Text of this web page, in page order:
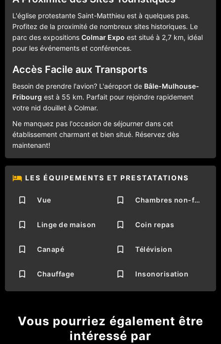
L'église protestante Saint-Matthieu est à quelques pas.
Profitez de la proximité de nombreux sites historiques. Le
parc des expositions Colmar Expo est situé à 2,7 km, idéal
pour les événements et conférences.
Accès Facile aux Transports
Besoin de prendre l'avion? L'aéroport de Bâle-Mulhouse-
Fribourg est à 55 km. Parfait pour rejoindre rapidement
votre nid douillet à Colmar.
Ne manquez pas l'occasion de séjourner dans cet
établissement charmant et bien situé. Réservez dès
maintenant!
LES ÉQUIPEMENTS ET PRESTATATIONS
Vue Chambres non-fumeurs
Linge de maison Coin repas
Canapé Télévision
Chauffage Insonorisation
Vous pourriez également être
intéressé par